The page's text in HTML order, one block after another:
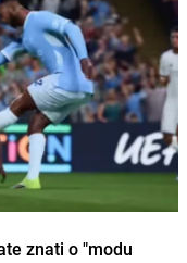
znati o "modu